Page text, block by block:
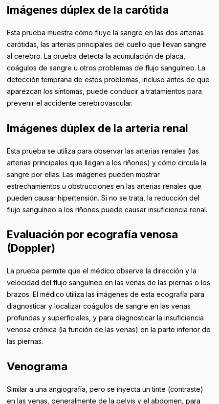
Imágenes dúplex de la carótida
Esta prueba muestra cómo fluye la sangre en las dos arterias
carótidas, las arterias principales del cuello que llevan sangre
al cerebro. La prueba detecta la acumulación de placa,
coágulos de sangre u otros problemas de flujo sanguíneo. La
detección temprana de estos problemas, incluso antes de que
aparezcan los síntomas, puede conducir a tratamientos para
prevenir el accidente cerebrovascular.
Imágenes dúplex de la arteria renal
Esta prueba se utiliza para observar las arterias renales (las
arterias principales que llegan a los riñones) y cómo circula la
sangre por ellas. Las imágenes pueden mostrar
estrechamientos u obstrucciones en las arterias renales que
pueden causar hipertensión. Si no se trata, la reducción del
flujo sanguíneo a los riñones puede causar insuficiencia renal.
Evaluación por ecografía venosa
(Doppler)
La prueba permite que el médico observe la dirección y la
velocidad del flujo sanguíneo en las venas de las piernas o los
brazos. El médico utiliza las imágenes de esta ecografía para
diagnosticar y localizar coágulos de sangre en las venas
profundas y superficiales, y para diagnosticar la insuficiencia
venosa crónica (la función de las venas) en la parte inferior de
las piernas.
Venograma
Similar a una angiografía, pero se inyecta un tinte (contraste)
en las venas, generalmente de la pelvis y el abdomen, para